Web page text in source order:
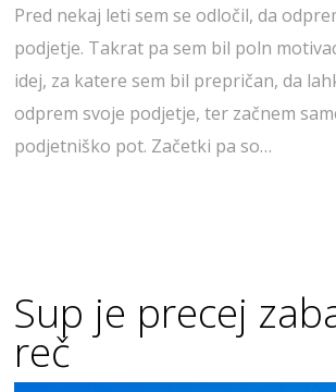
Pred nekaj leti sem se odločil, da
podjetje. Takrat pa sem bil poln
idej, za katere sem bil prepričan, da
odprem svoje podjetje, ter začnem
podjetniško pot. Začetki pa so…
Sup je precej
reč